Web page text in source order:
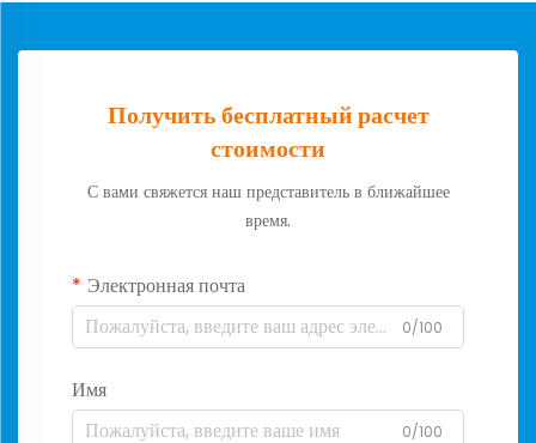
Получить бесплатный расчет
стоимости
С вами свяжется наш представитель в ближайшее
время.
Электронная почта
0/100
Имя
0/100